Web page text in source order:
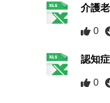
介護
0
認知
0